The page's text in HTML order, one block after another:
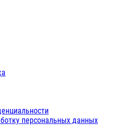
персональных данных